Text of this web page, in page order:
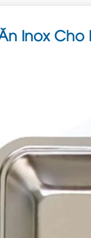
Inox Cho